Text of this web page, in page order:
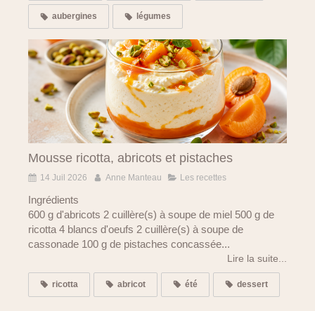
aubergines légumes
Mousse ricotta, abricots et pistaches
14 Juil 2026 Anne Manteau Les recettes
Ingrédients
600 g d'abricots 2 cuillère(s) à soupe de miel 500 g de
ricotta 4 blancs d'oeufs 2 cuillère(s) à soupe de
cassonade 100 g de pistaches concassée...
Lire la suite...
ricotta abricot été dessert